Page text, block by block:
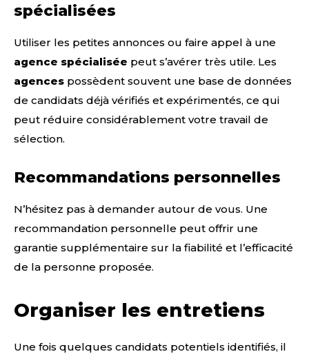
spécialisées
Utiliser les petites annonces ou faire appel à une
agence spécialisée peut s’avérer très utile. Les
agences possèdent souvent une base de données
de candidats déjà vérifiés et expérimentés, ce qui
peut réduire considérablement votre travail de
sélection.
Recommandations personnelles
N’hésitez pas à demander autour de vous. Une
recommandation personnelle peut offrir une
garantie supplémentaire sur la fiabilité et l’efficacité
de la personne proposée.
Organiser les entretiens
Une fois quelques candidats potentiels identifiés, il